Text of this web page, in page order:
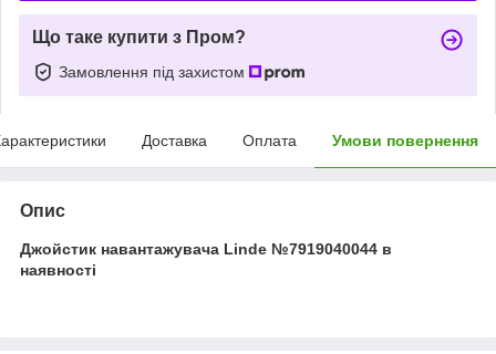
Що таке купити з Пром?
Замовлення під захистом
Доставка Оплата Умови повернення
Опис
Джойстик навантажувача Linde №7919040044 в
наявності